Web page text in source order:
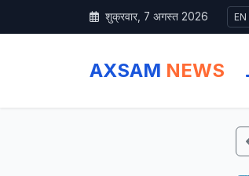
शुक्रवार, 7 अगस्त 2026 EN
AXSAM NEWS